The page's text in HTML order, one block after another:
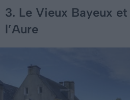
3. Le Vieux Bayeux
l’Aure